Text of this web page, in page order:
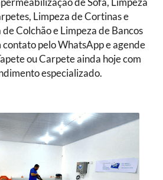
de Sofá, Limpeza
Limpeza de Cortinas e
de Colchão e Limpeza de Bancos
pelo WhatsApp e agende
ou Carpete ainda hoje com
especializado.